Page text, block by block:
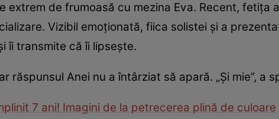
extrem de frumoasă cu mezina Eva. Recent, fetița
Vizibil emoționată, fiica solistei și a
îi transmite că îi lipsește.
răspunsul Anei nu a întârziat să apară. „Și mie”, a
7 ani! Imagini de la petrecerea plină de culoare